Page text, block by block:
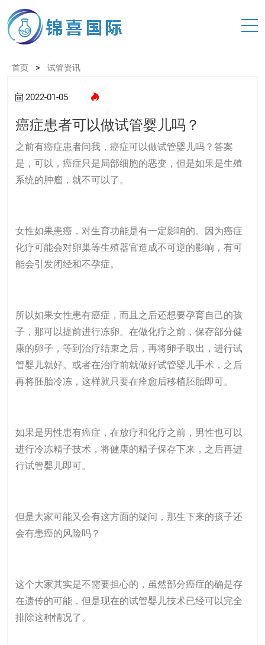
首页 > 试管资讯
2022-01-05
癌症患者可以做试管婴儿吗？
之前有癌症患者问我，癌症可以做试管婴儿吗？答案
是，可以，癌症只是局部细胞的恶变，但是如果是生殖
系统的肿瘤，就不可以了。
女性如果患癌，对生育功能是有一定影响的。因为癌症
化疗可能会对卵巢等生殖器官造成不可逆的影响，有可
能会引发闭经和不孕症。
所以如果女性患有癌症，而且之后还想要孕育自己的孩
子，那可以提前进行冻卵。在做化疗之前，保存部分健
康的卵子，等到治疗结束之后，再将卵子取出，进行试
管婴儿就好。或者在治疗前就做好试管婴儿手术，之后
再将胚胎冷冻，这样就只要在痊愈后移植胚胎即可。
如果是男性患有癌症，在放疗和化疗之前，男性也可以
进行冷冻精子技术，将健康的精子保存下来，之后再进
行试管婴儿即可。
但是大家可能又会有这方面的疑问，那生下来的孩子还
会有患癌的风险吗？
这个大家其实是不需要担心的，虽然部分癌症的确是存
在遗传的可能，但是现在的试管婴儿技术已经可以完全
排除这种情况了。